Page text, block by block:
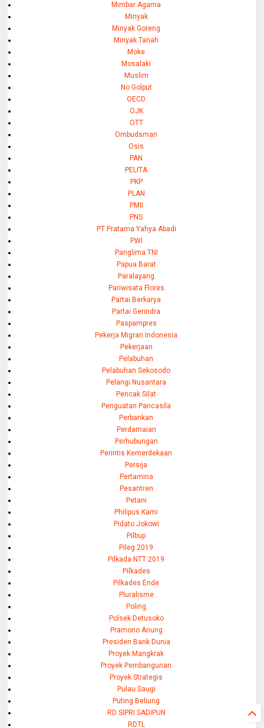
Mimbar Agama
Minyak
Minyak Goreng
Minyak Tanah
Moke
Mosalaki
Muslim
No Golput
OECD
OJK
OTT
Ombudsman
Osis
PAN
PELITA
PKP
PLAN
PMII
PNS
PT Pratama Yahya Abadi
PWI
Panglima TNI
Papua Barat
Paralayang
Pariwisata Flores
Partai Berkarya
Partai Gerindra
Paspampres
Pekerja Migran Indonesia
Pekerjaan
Pelabuhan
Pelabuhan Sekosodo
Pelangi Nusantara
Pencak Silat
Penguatan Pancasila
Perbankan
Perdamaian
Perhubungan
Perintis Kemerdekaan
Persija
Pertamina
Pesantren
Petani
Philipus Kami
Pidato Jokowi
Pilbup
Pileg 2019
Pilkada NTT 2019
Pilkades
Pilkades Ende
Pluralisme
Poling
Polsek Detusoko
Pramono Anung
Presiden Bank Dunia
Proyek Mangkrak
Proyek Pembangunan
Proyek Strategis
Pulau Saugi
Puting Beliung
RD SIPRI SADIPUN
RDTL